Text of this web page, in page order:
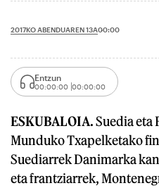
2017KO ABENDUAREN 13A00:00
Entzun
00:00:00 00:00:00
ESKUBALOIA.Suedia eta
Munduko Txapelketako
Suediarrek Danimarka
eta frantziarrek,